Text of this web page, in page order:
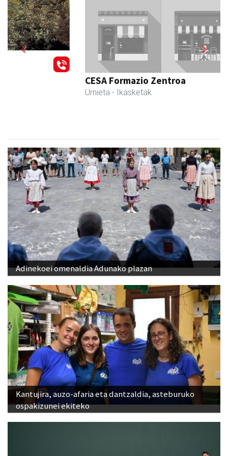
CESA Formazio Zentroa
Previous Next
Adinekoei omenaldia Adunako plazan
Kantujira, auzo-afaria eta dantzaldia, asteburuko
ospakizunei ekiteko